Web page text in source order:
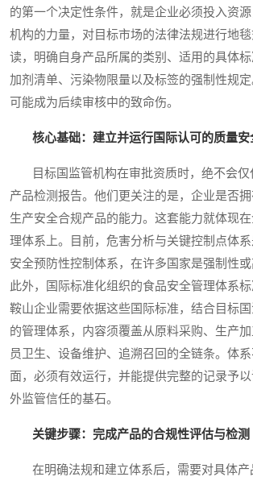
的第一个决定性条件，就是企业必须投入资
机构的力量，对目标市场的法律法规进行地
读，明确自身产品所属的类别、适用的具体
加剂清单、污染物限量以及标签的强制性规
可能成为后续审核中的致命伤。
核心基础：建立并运行国际认可的质量
目标国监管机构在审批资质时，绝不会仅
产品检测报告。他们更关注的是，企业是否
生产安全合规产品的能力。这套能力就体现
理体系上。目前，危害分析与关键控制点体
安全预防性控制体系，在许多国家是强制性或
此外，国际标准化组织的食品安全管理体系
鞍山企业需要依据这些国际标准，结合目标
的管理体系，内容须覆盖从原料采购、生产
员卫生、设备维护、追溯召回的全链条。体
面，必须有效运行，并能提供完整的记录予
外监管信任的基石。
关键步骤：完成产品的合规性评估与检测
在明确法规和建立体系后，需要对具体产